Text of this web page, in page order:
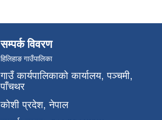
सम्पर्क विवरण
हिलिहाङ गाउँपालिका
गाउँ कार्यपालिकाको कार्यालय, पञ्चमी,
पाँचथर
कोशी प्रदेश, नेपाल